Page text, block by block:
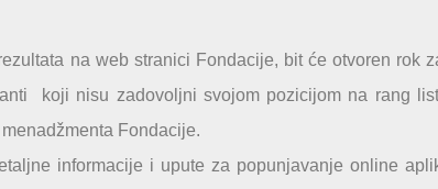
na web stranici Fondacije, bit će otvoren rok
koji nisu zadovoljni svojom pozicijom na rang
Fondacije.
informacije i upute za popunjavanje online